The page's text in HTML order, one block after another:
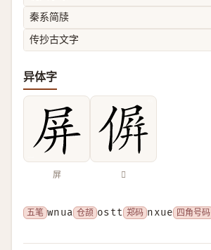
秦系简牍
传抄古文字
异体字
屏 𠌸
五笔 wnua 仓颉 ostt 郑码 nxue 四角号码